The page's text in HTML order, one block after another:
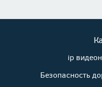
ip
Безопасность